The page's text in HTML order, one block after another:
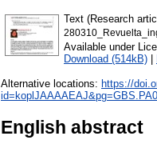
Text (Research
Available under
Download (514kB) |
Alternative locations: https://
id=koplJAAAAEAJ&pg=GBS.PA0
English abstract